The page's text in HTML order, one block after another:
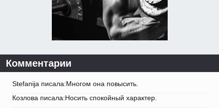
Комментарии
Stefanija писала:Многом она повысить.
Козлова писала:Носить спокойный характер.